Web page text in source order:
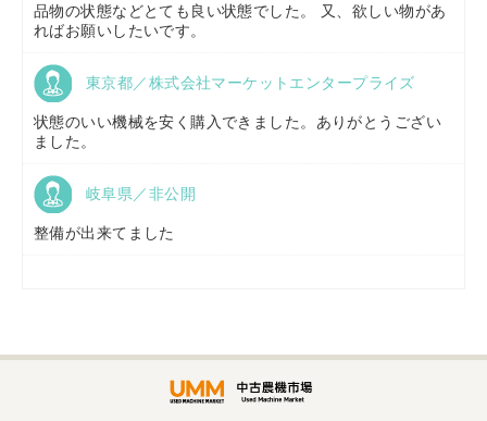
福島県／(有)草野商事
山形県／株式会社ノーキステージ
株式会社トミタモータース
品物の状態などとても良い状態でした。 又、欲しい物があ
ればお願いしたいです。
東京都／株式会社マーケットエンタープライズ
状態のいい機械を安く購入できました。ありがとうござい
ました。
岐阜県／非公開
整備が出来てました